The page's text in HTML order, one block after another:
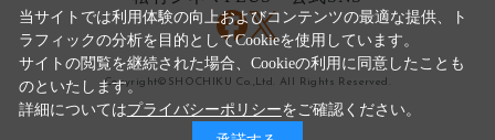
Copyright©SHOCHIKU Co.,Ltd. All Rights Reserved.
当サイトでは利用体験の向上およびコンテンツの最適な提供、ト
ラフィックの分析を目的としてCookieを使用しています。
サイトの閲覧を継続された場合、Cookieの利用に同意したことも
のといたします。
詳細についてはプライバシーポリシーをご確認ください。